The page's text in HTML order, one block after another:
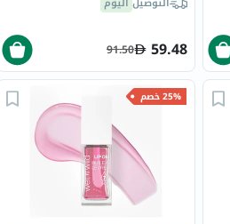
59.48
91.50
25% خصم